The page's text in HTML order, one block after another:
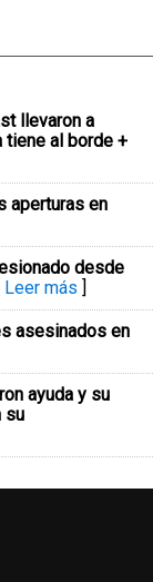
llevaron a
tiene al borde +
aperturas en
desde
Leer más ]
asesinados en
ayuda y su
su